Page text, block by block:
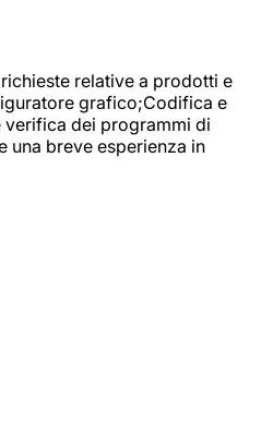
relative a prodotti e
grafico;Codifica e
verifica dei programmi di
breve esperienza in